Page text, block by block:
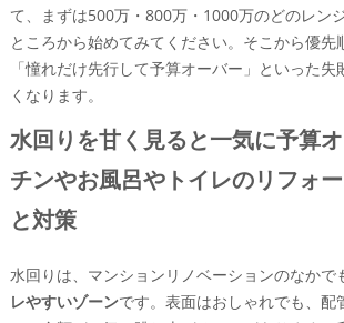
て、まずは500万・800万・1000万のどのレン
ところから始めてみてください。そこから優先
「憧れだけ先行して予算オーバー」といった
くなります。
水回りを甘く見ると一気に予算
チンやお風呂やトイレのリフォ
と対策
水回りは、マンションリノベーションのなかで
レやすいゾーンです。表面はおしゃれでも、配